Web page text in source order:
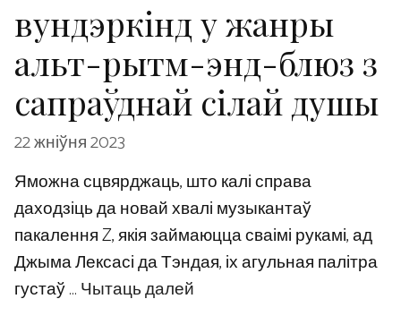
вундэркінд у жанры
альт-рытм-энд-блюз з
сапраўднай сілай душы
22 жніўня 2023
Яможна сцвярджаць, што калі справа
даходзіць да новай хвалі музыкантаў
пакалення Z, якія займаюцца сваімі рукамі, ад
Джыма Лексасі да Тэндая, іх агульная палітра
густаў …Чытаць далей